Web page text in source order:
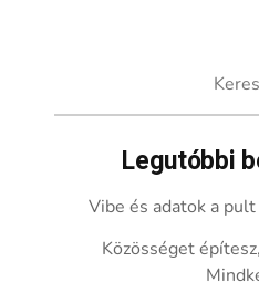
Legutóbbi
Vibe és adatok a
Közösséget